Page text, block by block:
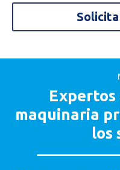
maquinaria
los
Descargar
Grupo Mamsa
Descargar
Rellena el siguiente